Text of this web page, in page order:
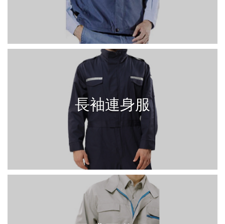
長袖連身服